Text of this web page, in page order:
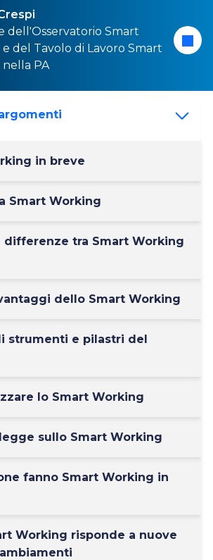
dell'Osservatorio Smart
e del Tavolo di Lavoro Smart
PA
in breve
Smart Working
differenze tra Smart Working
dello Smart Working
strumenti e pilastri del
lo Smart Working
sullo Smart Working
fanno Smart Working in
Working risponde a nuove